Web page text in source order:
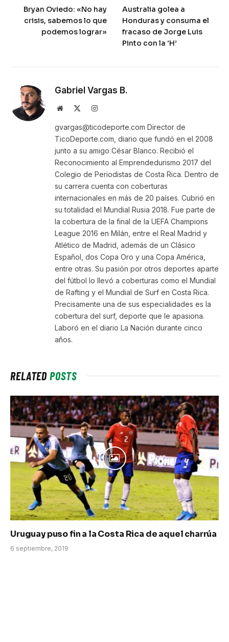
Bryan Oviedo: «No hay
crisis, sabemos lo que
podemos lograr»
Australia golea a
Honduras y consuma el
fracaso de Jorge Luis
Pinto con la ‘H’
Gabriel Vargas B.
Website Instagram
gvargas@ticodeporte.com Director de
TicoDeporte.com, diario que fundó en el 2008
junto a su amigo César Blanco. Recibió el
Reconocimiento al Emprendedurismo 2017 del
Colegio de Periodistas de Costa Rica. Dentro de
su carrera cuenta con coberturas
internacionales en más de 20 países. Cubrió en
su totalidad el Mundial Rusia 2018. Fue parte de
la cobertura de la final de la UEFA Champions
League 2016 en Milán, entre el Real Madrid y
Atlético de Madrid, además de un Clásico
Español, dos Copa Oro y una Copa América,
entre otras. Su pasión por otros deportes aparte
del fútbol lo llevó a coberturas como el Mundial
de Rafting y el Mundial de Surf en Costa Rica.
Precisamente una de sus especialidades es la
cobertura del surf, deporte que le apasiona.
Laboró en el diario La Nación durante cinco
años.
RELATEDPOSTS
Uruguay puso fin a la Costa Rica de aquel charrúa
6 septiembre, 2019